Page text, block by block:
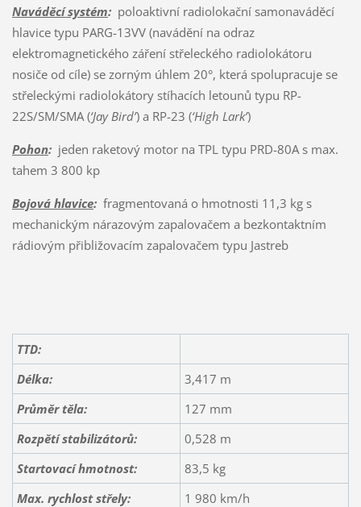
Naváděcí systém:poloaktivní radiolokační samonaváděcí
hlavice typu PARG-13VV (navádění na odraz
elektromagnetického záření střeleckého radiolokátoru
nosiče od cíle) se zorným úhlem 20°, která spolupracuje se
střeleckými radiolokátory stíhacích letounů typu RP-
22S/SM/SMA (‘Jay Bird’) a RP-23 (‘High Lark’)
Pohon:jeden raketový motor na TPL typu PRD-80A s max.
tahem 3 800 kp
Bojová hlavice:fragmentovaná o hmotnosti 11,3 kg s
mechanickým nárazovým zapalovačem a bezkontaktním
rádiovým přibližovacím zapalovačem typu Jastreb
TTD:
Délka:
3,417 m
Průměr těla:
127 mm
Rozpětí stabilizátorů:
0,528 m
Startovací hmotnost:
83,5 kg
Max. rychlost střely:
1 980 km/h